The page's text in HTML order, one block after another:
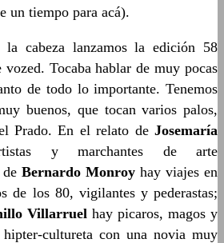
un tiempo para acá).
cabeza lanzamos la edición 58
Tocaba hablar de muy pocas
de todo lo importante. Tenemos
buenos, que tocan varios palos,
Prado. En el relato de Josemaría
y marchantes de arte
Bernardo Monroy hay viajes en
de los 80, vigilantes y pederastas;
Villarruel hay picaros, magos y
hipter-cultureta con una novia muy